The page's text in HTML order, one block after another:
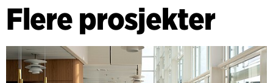
Flere prosjekter